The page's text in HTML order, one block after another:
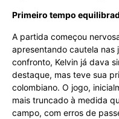
Primeiro tempo
A partida começou
apresentando cautela nas
confronto, Kelvin já dava
destaque, mas teve sua
colombiano. O jogo,
mais truncado à medida
campo, com erros de